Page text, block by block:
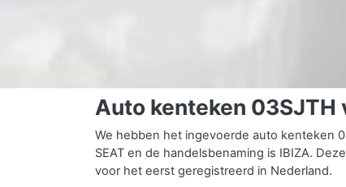
Auto kenteken 03SJTH
We hebben het ingevoerde auto kenteken
SEAT en de handelsbenaming is IBIZA.
voor het eerst geregistreerd in Nederland.